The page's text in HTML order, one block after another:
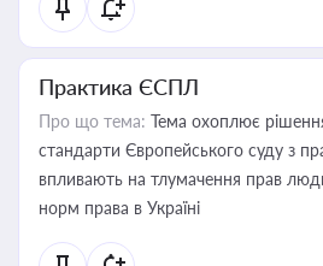
Практика ЄСПЛ
Про що тема: Тема охоплює
стандарти Європейського суду з
впливають на тлумачення прав
норм права в Україні